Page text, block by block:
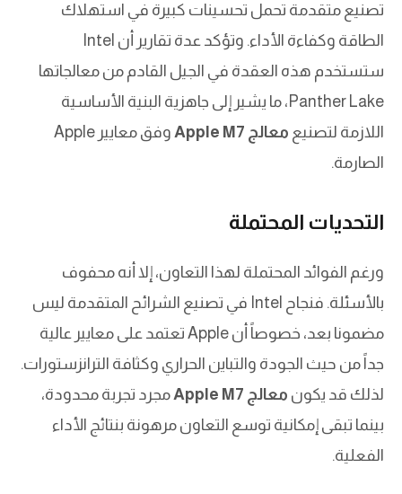
تصنيع متقدمة تحمل تحسينات كبيرة في استهلاك
الطاقة وكفاءة الأداء. وتؤكد عدة تقارير أن Intel
ستستخدم هذه العقدة في الجيل القادم من معالجاتها
Panther Lake، ما يشير إلى جاهزية البنية الأساسية
اللازمة لتصنيع معالج Apple M7
وفق معايير Apple
الصارمة.
التحديات المحتملة
ورغم الفوائد المحتملة لهذا التعاون، إلا أنه محفوف
بالأسئلة. فنجاح Intel في تصنيع الشرائح المتقدمة ليس
مضمونا بعد، خصوصاً أن Apple تعتمد على معايير عالية
جداً من حيث الجودة والتباين الحراري وكثافة الترانزستورات.
لذلك قد يكون معالج Apple M7
مجرد تجربة محدودة،
بينما تبقى إمكانية توسع التعاون مرهونة بنتائج الأداء
الفعلية.